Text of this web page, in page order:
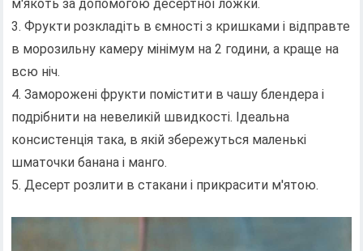
м'якоть за допомогою десертної ложки.
3. Фрукти розкладіть в ємності з кришками і відправте
в морозильну камеру мінімум на 2 години, а краще на
всю ніч.
4. Заморожені фрукти помістити в чашу блендера і
подрібнити на невеликій швидкості. Ідеальна
консистенція така, в якій збережуться маленькі
шматочки банана і манго.
5. Десерт розлити в стакани і прикрасити м'ятою.